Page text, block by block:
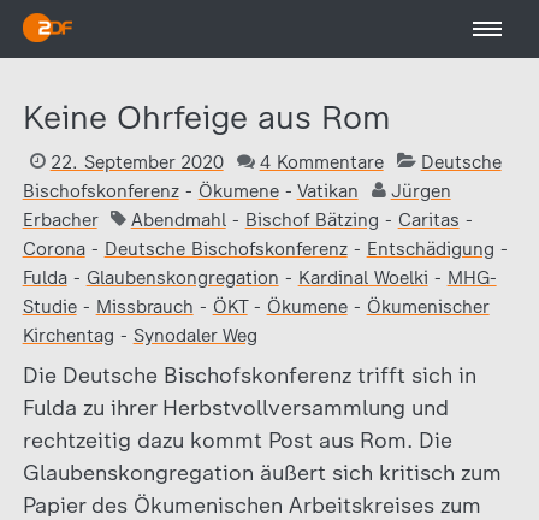
Keine Ohrfeige aus Rom
22. September 2020 4 Kommentare
Deutsche
Bischofskonferenz- Ökumene- Vatikan
Jürgen
Erbacher
Abendmahl- Bischof Bätzing - Caritas -
Corona- Deutsche Bischofskonferenz- Entschädigung -
Fulda- Glaubenskongregation - Kardinal Woelki - MHG-
Studie- Missbrauch - ÖKT- Ökumene- Ökumenischer
Kirchentag - Synodaler Weg
Die Deutsche Bischofskonferenz trifft sich in
Fulda zu ihrer Herbstvollversammlung und
rechtzeitig dazu kommt Post aus Rom. Die
Glaubenskongregation äußert sich kritisch zum
Papier des Ökumenischen Arbeitskreises zum